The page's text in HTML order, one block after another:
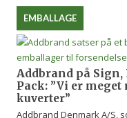
EMBALLAGE
Addbrand på Sign,
Pack: ”Vi er meget
kuverter”
Addbrand Denmark A/S,